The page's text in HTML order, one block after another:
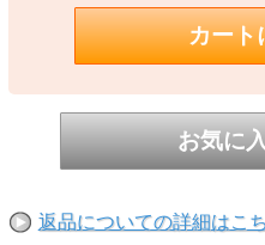
※撮影時の環境やご使用のPCモ
多少異なる場合があります。
※当店取扱い商品は一部店頭在
す。完売や欠品の場合は大変ご迷
うえ注文いただきますようお願い
返品についての詳細はこ